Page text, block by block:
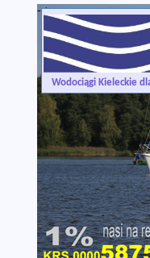
Wodociągi Kieleckie
-->